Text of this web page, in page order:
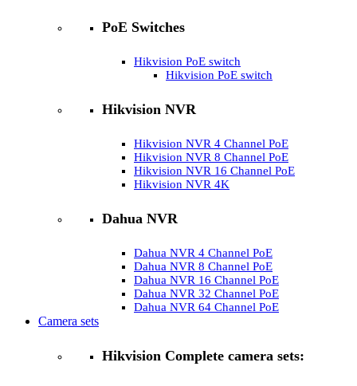
PoE Switches
Hikvision PoE switch
Hikvision PoE switch
Hikvision NVR
Hikvision NVR 4 Channel PoE
Hikvision NVR 8 Channel PoE
Hikvision NVR 16 Channel PoE
Hikvision NVR 4K
Dahua NVR
Dahua NVR 4 Channel PoE
Dahua NVR 8 Channel PoE
Dahua NVR 16 Channel PoE
Dahua NVR 32 Channel PoE
Dahua NVR 64 Channel PoE
Camera sets
Hikvision Complete camera sets: